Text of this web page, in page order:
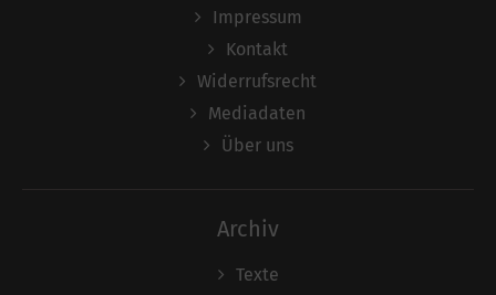
Impressum
Kontakt
Widerrufsrecht
Mediadaten
Über uns
Archiv
Texte